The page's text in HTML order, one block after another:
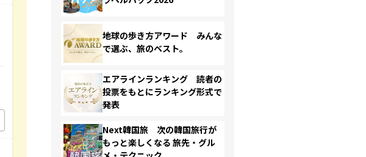
地球の歩き方アワード みんな
で選ぶ、旅のベスト。
エアラインランキング 読者の
投票をもとにランキング形式で
発表
Next韓国旅 次の韓国旅行が
もっと楽しくなる 旅先・グル